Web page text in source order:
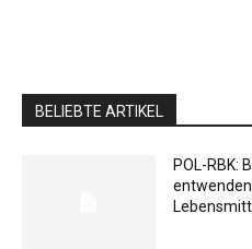
BELIEBTE ARTIKEL
POL-RBK: